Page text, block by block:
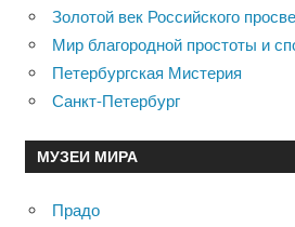
Золотой век Российского
Мир благородной простоты и
Петербургская Мистерия
Санкт-Петербург
МУЗЕИ МИРА
Прадо